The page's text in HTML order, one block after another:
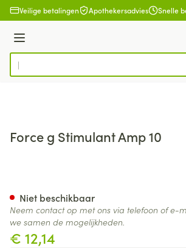
Ga naar de inhoud
Veilige betalingen Apothekersadvies Snelle
Menu
Product, merk, categorie...
Force g Stimulant Amp 10
€ 12,14
Niet beschikbaar
Neem contact op met ons via telefoon of e-
we samen de mogelijkheden.